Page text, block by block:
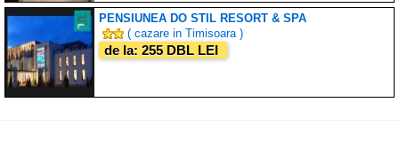
PENSIUNEA DO STIL RESORT & SPA
( cazare in Timisoara )
de la: 255 DBL LEI